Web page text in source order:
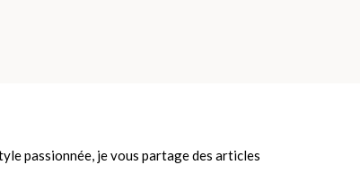
passionnée, je vous partage des articles